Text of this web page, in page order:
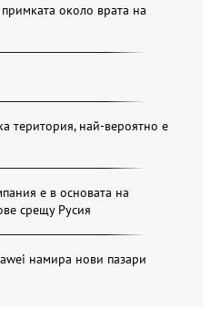
примката около врата на
територия, най-вероятно е
е в основата на
срещу Русия
намира нови пазари